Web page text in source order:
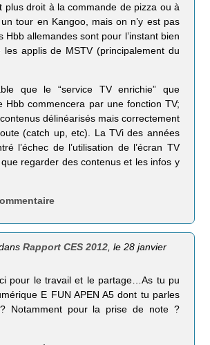
plus droit à la commande de pizza ou à
tour en Kangoo, mais on n’y est pas
Hbb allemandes sont pour l’instant bien
les applis de MSTV (principalement du
que le “service TV enrichie” que
Hbb commencera par une fonction TV;
délinéarisés mais correctement
(catch up, etc). La TVi des années
l’échec de l’utilisation de l’écran TV
regarder des contenus et les infos y
Rapport CES 2012 , le 28 janvier
pour le travail et le partage…As tu pu
E FUN APEN A5 dont tu parles
Notamment pour la prise de note ?